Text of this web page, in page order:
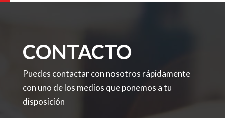
CONTACTO
Puedes contactar con nosotros rápidamente
con uno de los medios que ponemos a tu
disposición